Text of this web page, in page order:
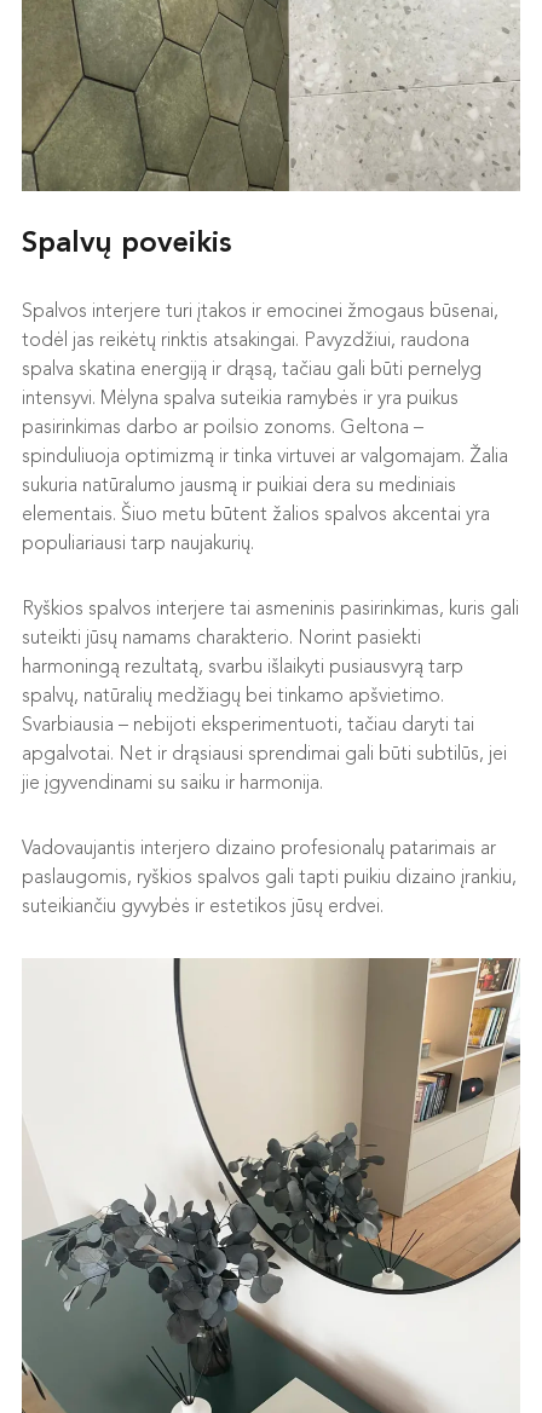
Spalvų poveikis
Spalvos interjere turi įtakos ir emocinei žmogaus būsenai,
todėl jas reikėtų rinktis atsakingai. Pavyzdžiui, raudona
spalva skatina energiją ir drąsą, tačiau gali būti pernelyg
intensyvi. Mėlyna spalva suteikia ramybės ir yra puikus
pasirinkimas darbo ar poilsio zonoms. Geltona –
spinduliuoja optimizmą ir tinka virtuvei ar valgomajam. Žalia
sukuria natūralumo jausmą ir puikiai dera su mediniais
elementais. Šiuo metu būtent žalios spalvos akcentai yra
populiariausi tarp naujakurių.
Ryškios spalvos interjere tai asmeninis pasirinkimas, kuris gali
suteikti jūsų namams charakterio. Norint pasiekti
harmoningą rezultatą, svarbu išlaikyti pusiausvyrą tarp
spalvų, natūralių medžiagų bei tinkamo apšvietimo.
Svarbiausia – nebijoti eksperimentuoti, tačiau daryti tai
apgalvotai. Net ir drąsiausi sprendimai gali būti subtilūs, jei
jie įgyvendinami su saiku ir harmonija.
Vadovaujantis interjero dizaino profesionalų patarimais ar
paslaugomis, ryškios spalvos gali tapti puikiu dizaino įrankiu,
suteikiančiu gyvybės ir estetikos jūsų erdvei.